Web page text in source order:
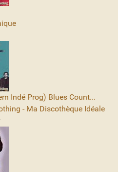
Indé Prog) Blues Count...
- Ma Discothèque Idéale